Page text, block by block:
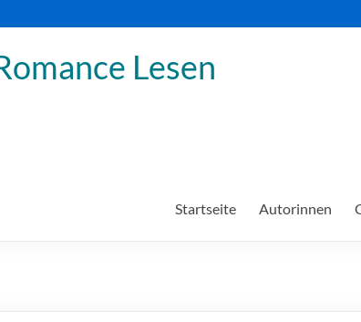
Lesen
Startseite Autorinnen